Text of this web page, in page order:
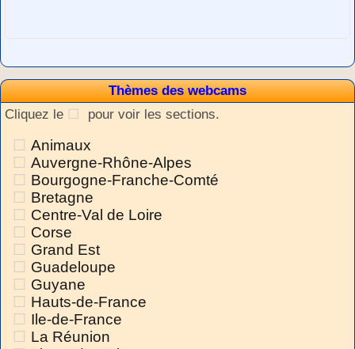
Thèmes des webcams
Cliquez le
pour voir les sections.
Animaux
Auvergne-Rhône-Alpes
Bourgogne-Franche-Comté
Bretagne
Centre-Val de Loire
Corse
Grand Est
Guadeloupe
Guyane
Hauts-de-France
Ile-de-France
La Réunion